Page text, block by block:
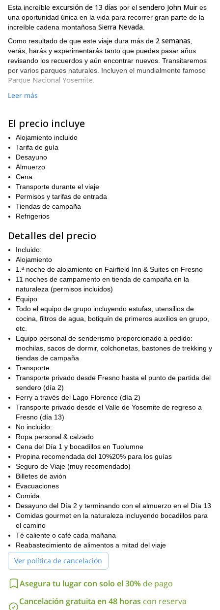
Esta increíble excursión de 13 días por el sendero John Muires
una oportunidad única en la vida para recorrer gran parte de la
increíble cadena montañosa Sierra Nevada
Como resultado de que este viaje dura más de 2 semanas
verás, harás y experimentarás tanto que puedes pasar años
revisando los recuerdos y aún encontrar nuevos. Transitaremos
por varios parques naturales. Incluyen el mundialmente famoso
Parque Nacional Yosemite.
A lo largo de la caminata por el
lagos de azul cristalinoy
Además, dado que este viaje consta de tantos días, no hay prisa.
El punto es disfrutar los alrededores naturales e inmersarte en la
impresionante naturaleza.
Caminaremos casi
días en este viaje. Como resultado, los participantes deben estar
enexcelente condición física
experiencia previa en senderismo con mochila
A lo largo del
a escapar del mundo por13 días
esa escapada sea tan cómoda como emocionante. Nos
aseguraremos de que comas bien, para que puedas mantener tu
fuerza, y duermas cómodamente bajo las estrellas cada noche
en el campamento que prepararemos para ti.
Así que envíanos una solicitud y únete a nosotros en esta
caminata de 13 días a lo largo del Sendero John Muir en Sierra
Nevada.
Leer más
El precio incluye
Alojamiento incluido
Tarifa de guía
Desayuno
Almuerzo
Cena
Transporte durante el viaje
Permisos y tarifas de entrada
Tiendas de campaña
Refrigerios
Detalles del precio
Incluido:
Alojamiento
1.ª noche de alojamiento en Fairfield Inn & Suites en Fresno
11 noches de campamento en tienda de campaña en la
naturaleza (permisos incluidos)
Equipo
Todo el equipo de grupo incluyendo estufas, utensilios de
cocina, filtros de agua, botiquín de primeros auxilios en grupo,
etc.
Equipo personal de senderismo proporcionado a pedido:
mochilas, sacos de dormir, colchonetas, bastones de trekking y
tiendas de campaña
Transporte
Transporte privado desde Fresno hasta el punto de partida del
sendero (día 2)
Ferry a través del Lago Florence (día 2)
Transporte privado desde el Valle de Yosemite de regreso a
Fresno (día 13)
No incluido:
Ropa personal & calzado
Cena del Día 1 y bocadillos en Tuolumne
Propina recomendada del 10%20% para los guías
Seguro de Viaje (muy recomendado)
Billetes de avión
Evacuaciones
Comida
Desayuno del Día 2 y terminando con el almuerzo en el Día 13
Comidas gourmet en la naturaleza incluyendo bocadillos para
el camino
Té caliente o café cada mañana
Reabastecimiento de alimentos a mitad del viaje
Ver política de cancelación
Asegura tu lugar con solo el 30% de pago
Cancelación gratuita en 48 horas con reserva